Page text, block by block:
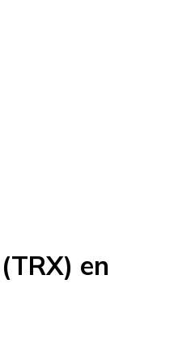
distributeurs et
à notre service
(TRX) en